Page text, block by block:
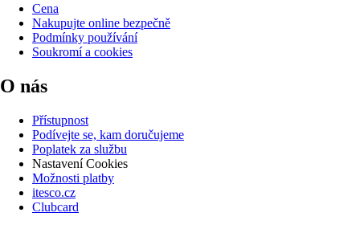
Cena
Nakupujte online bezpečně
Podmínky používání
Soukromí a cookies
O nás
Přístupnost
Podívejte se, kam doručujeme
Poplatek za službu
Nastavení Cookies
Možnosti platby
itesco.cz
Clubcard